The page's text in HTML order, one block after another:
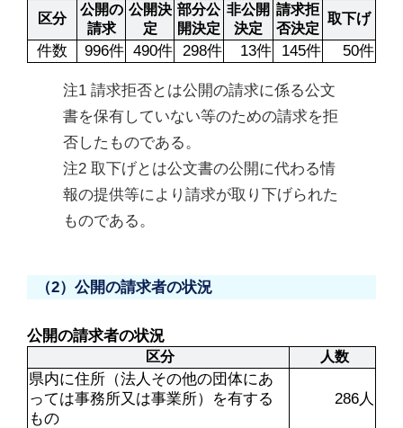
区分
公開の
請求
公開決
定
部分公
開決定
非公開
決定
請求拒
否決定
取下げ
件数 996件 490件 298件 13件 145件 50件
注1 請求拒否とは公開の請求に係る公文
書を保有していない等のための請求を拒
否したものである。
注2 取下げとは公文書の公開に代わる情
報の提供等により請求が取り下げられた
ものである。
（2）公開の請求者の状況
公開の請求者の状況
区分 人数
県内に住所（法人その他の団体にあ
っては事務所又は事業所）を有する
もの
286人